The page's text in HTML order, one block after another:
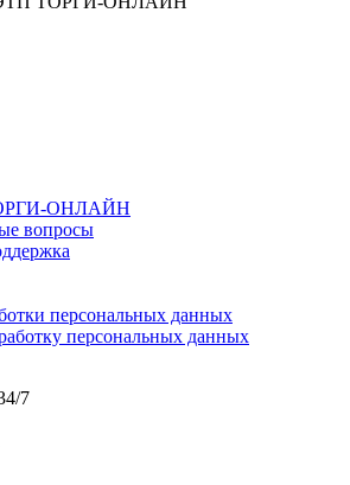
ОНЛАЙН
вопросы
персональных данных
персональных данных
7